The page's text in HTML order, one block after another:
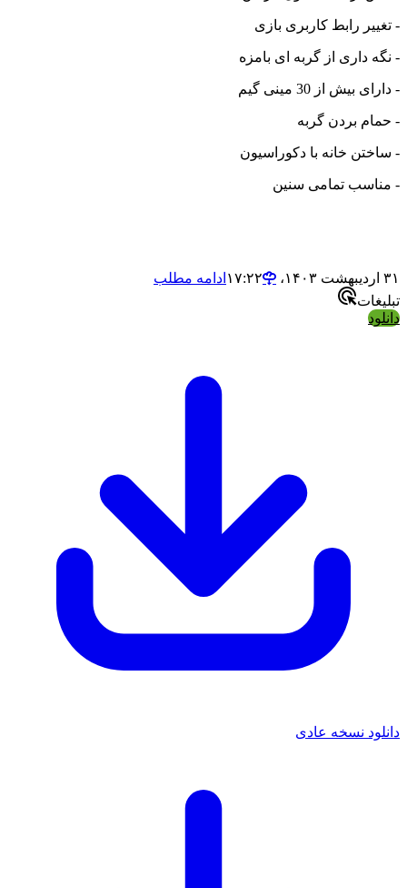
- تغییر رابط کاربری بازی
- نگه داری از گربه ای بامزه
- دارای بیش از 30 مینی گیم
- حمام بردن گربه
- ساختن خانه با دکوراسیون
- مناسب تمامی سنین
۳۱ اردیبهشت ۱۴۰۳،‏ ۱۷:۲۲
ادامه مطلب
تبلیغات
دانلود
دانلود نسخه عادی